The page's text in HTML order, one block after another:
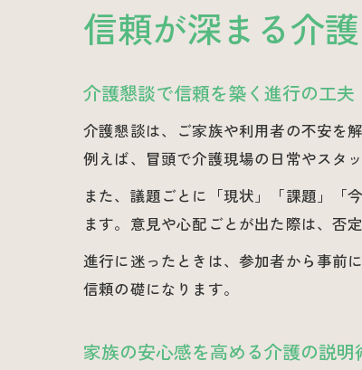
信頼が深まる介
介護懇談で信頼を築く進行の工夫
介護懇談は、ご家族や利用者の不安を
例えば、冒頭で介護現場の日常やスタ
また、議題ごとに「現状」「課題」「
ます。意見や心配ごとが出た際は、否
進行に迷ったときは、参加者から事前
信頼の礎になります。
家族の安心感を高める介護の説明